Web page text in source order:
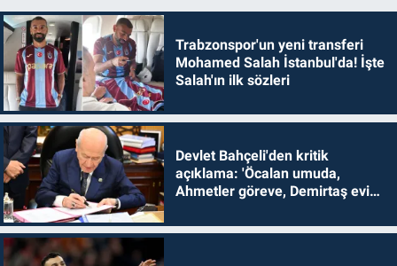
Trabzonspor'un yeni transferi
Mohamed Salah İstanbul'da! İşte
Salah'ın ilk sözleri
Devlet Bahçeli'den kritik
açıklama: 'Öcalan umuda,
Ahmetler göreve, Demirtaş evine